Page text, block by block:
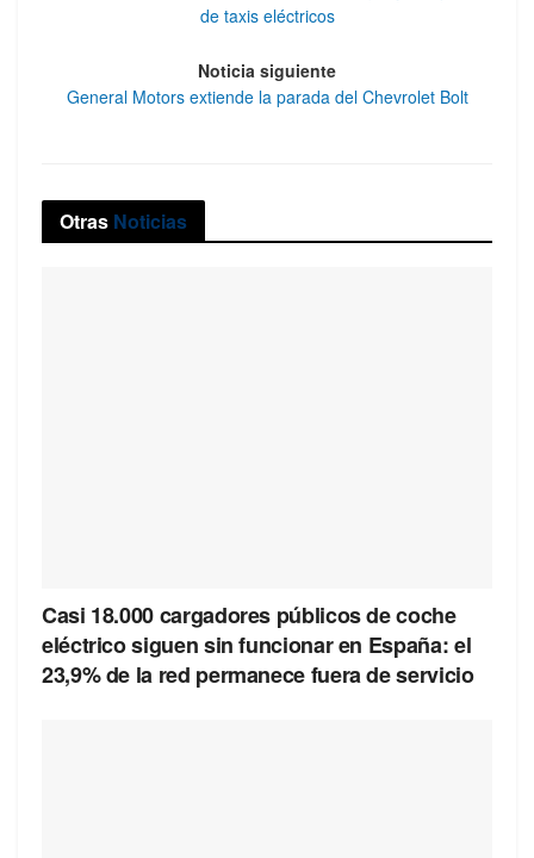
de taxis eléctricos
Noticia siguiente
General Motors extiende la parada del Chevrolet Bolt
Otras Noticias
Casi 18.000 cargadores públicos de coche
eléctrico siguen sin funcionar en España: el
23,9% de la red permanece fuera de servicio